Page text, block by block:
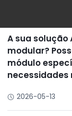
A sua solução
modular?
módulo
necessidades
2026-05-13